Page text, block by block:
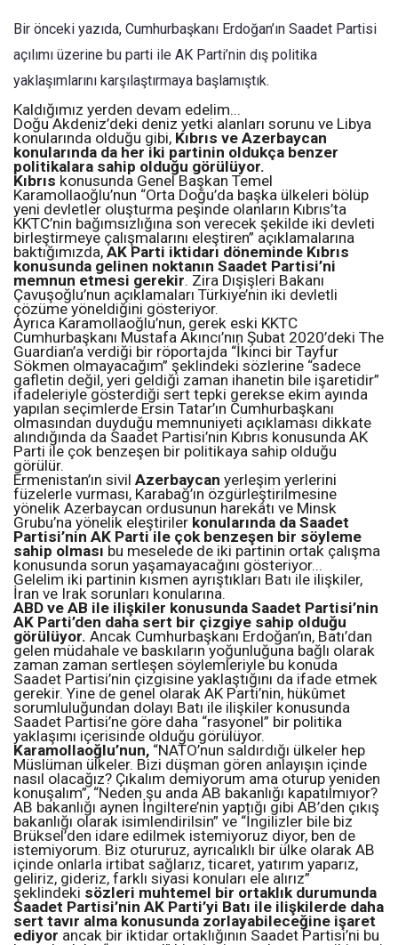
Bir önceki yazıda, Cumhurbaşkanı Erdoğan’ın Saadet Partisi
açılımı üzerine bu parti ile AK Parti’nin dış politika
yaklaşımlarını karşılaştırmaya başlamıştık.
Kaldığımız yerden devam edelim...
Doğu Akdeniz’deki deniz yetki alanları sorunu ve Libya
konularında olduğu gibi, Kıbrıs ve Azerbaycan
konularında da her iki partinin oldukça benzer
politikalara sahip olduğu görülüyor.
Kıbrıs konusunda Genel Başkan Temel
Karamollaoğlu’nun “Orta Doğu’da başka ülkeleri bölüp
yeni devletler oluşturma peşinde olanların Kıbrıs’ta
KKTC’nin bağımsızlığına son verecek şekilde iki devleti
birleştirmeye çalışmalarını eleştiren” açıklamalarına
baktığımızda, AK Parti iktidarı döneminde Kıbrıs
konusunda gelinen noktanın Saadet Partisi’ni
memnun etmesi gerekir. Zira Dışişleri Bakanı
Çavuşoğlu’nun açıklamaları Türkiye’nin iki devletli
çözüme yöneldiğini gösteriyor.
Ayrıca Karamollaoğlu’nun, gerek eski KKTC
Cumhurbaşkanı Mustafa Akıncı’nın Şubat 2020’deki The
Guardian’a verdiği bir röportajda “İkinci bir Tayfur
Sökmen olmayacağım” şeklindeki sözlerine “sadece
gafletin değil, yeri geldiği zaman ihanetin bile işaretidir”
ifadeleriyle gösterdiği sert tepki gerekse ekim ayında
yapılan seçimlerde Ersin Tatar’ın Cumhurbaşkanı
olmasından duyduğu memnuniyeti açıklaması dikkate
alındığında da Saadet Partisi’nin Kıbrıs konusunda AK
Parti ile çok benzeşen bir politikaya sahip olduğu
görülür.
Ermenistan’ın sivil Azerbaycan yerleşim yerlerini
füzelerle vurması, Karabağ’ın özgürleştirilmesine
yönelik Azerbaycan ordusunun harekâtı ve Minsk
Grubu’na yönelik eleştiriler konularında da Saadet
Partisi’nin AK Parti ile çok benzeşen bir söyleme
sahip olması bu meselede de iki partinin ortak çalışma
konusunda sorun yaşamayacağını gösteriyor...
Gelelim iki partinin kısmen ayrıştıkları Batı ile ilişkiler,
İran ve Irak sorunları konularına.
ABD ve AB ile ilişkiler konusunda Saadet Partisi’nin
AK Parti’den daha sert bir çizgiye sahip olduğu
görülüyor. Ancak Cumhurbaşkanı Erdoğan’ın, Batı’dan
gelen müdahale ve baskıların yoğunluğuna bağlı olarak
zaman zaman sertleşen söylemleriyle bu konuda
Saadet Partisi’nin çizgisine yaklaştığını da ifade etmek
gerekir. Yine de genel olarak AK Parti’nin, hükûmet
sorumluluğundan dolayı Batı ile ilişkiler konusunda
Saadet Partisi’ne göre daha “rasyonel” bir politika
yaklaşımı içerisinde olduğu görülüyor.
Karamollaoğlu’nun, “NATO’nun saldırdığı ülkeler hep
Müslüman ülkeler. Bizi düşman gören anlayışın içinde
nasıl olacağız? Çıkalım demiyorum ama oturup yeniden
konuşalım”, “Neden şu anda AB bakanlığı kapatılmıyor?
AB bakanlığı aynen İngiltere’nin yaptığı gibi AB’den çıkış
bakanlığı olarak isimlendirilsin” ve “İngilizler bile biz
Brüksel’den idare edilmek istemiyoruz diyor, ben de
istemiyorum. Biz otururuz, ayrıcalıklı bir ülke olarak AB
içinde onlarla irtibat sağlarız, ticaret, yatırım yaparız,
geliriz, gideriz, farklı siyasi konuları ele alırız”
şeklindeki sözleri muhtemel bir ortaklık durumunda
Saadet Partisi’nin AK Parti’yi Batı ile ilişkilerde daha
sert tavır alma konusunda zorlayabileceğine işaret
ediyor ancak bir iktidar ortaklığının Saadet Partisi’ni bu